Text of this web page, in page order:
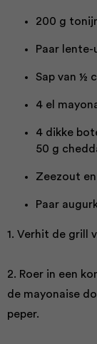
200 g
Paar
Sap van ½
4 el
4 dikke
50 g
Zeezout
Paar
1. Verhit de grill
2. Roer in een
de mayonaise
peper.